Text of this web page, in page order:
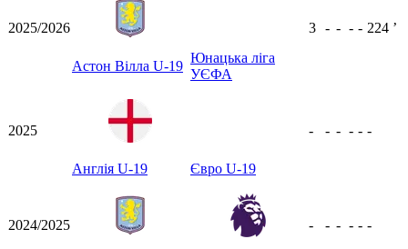
2025/2026
Астон Вілла U-19
Юнацька ліга
УЄФА
3 - - - - 224 ʼ
2025
Англія U-19 Євро U-19
- - - - - -
2024/2025 - - - - - -